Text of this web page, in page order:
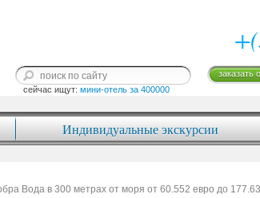
сейчас ищут: мини-отель за 400000
заказать
Индивидуальные экскурсии
Вода в 300 метрах от моря от 60.552 евро до